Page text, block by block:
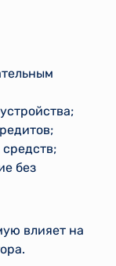
без
влияет на